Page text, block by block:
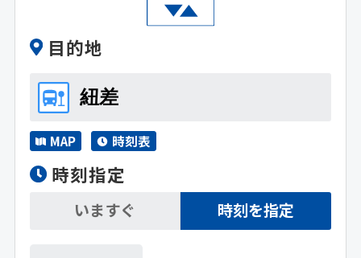
目的地
MAP 時刻表
時刻指定
いますぐ 時刻を指定